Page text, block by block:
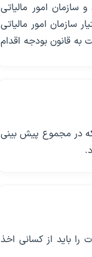
امور مالیاتی
سازمان امور مالیاتی
به قانون بودجه اقدام
۱۵۱ هزار و ۹۲۴ خودرو بوده که در مجموع پیش‌ بینی
را باید از کسانی اخذ